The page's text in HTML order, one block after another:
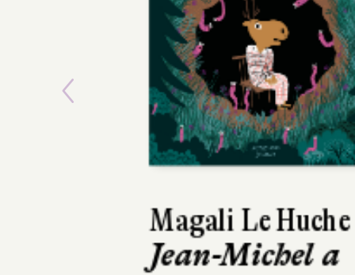
Muriel Zürcher
La Grande
Previous